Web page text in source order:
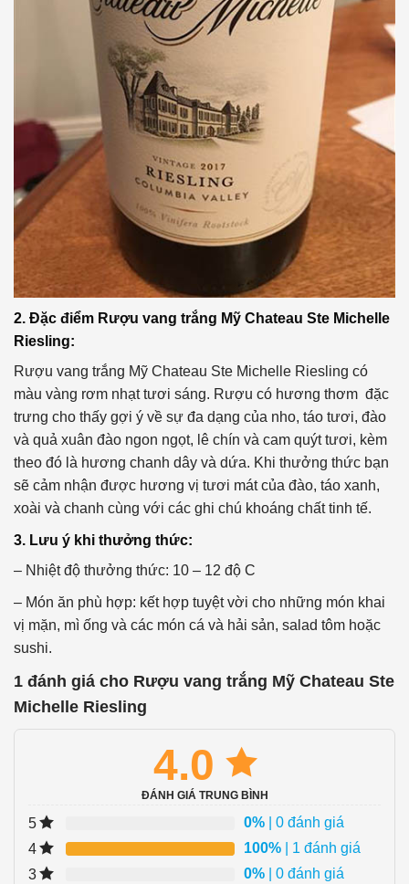
2. Đặc điểm Rượu vang trắng Mỹ Chateau Ste Michelle
Riesling:
Rượu vang trắng Mỹ Chateau Ste Michelle Riesling có
màu vàng rơm nhạt tươi sáng. Rượu có hương thơm đặc
trưng cho thấy gợi ý về sự đa dạng của nho, táo tươi, đào
và quả xuân đào ngon ngọt, lê chín và cam quýt tươi, kèm
theo đó là hương chanh dây và dứa. Khi thưởng thức bạn
sẽ cảm nhận được hương vị tươi mát của đào, táo xanh,
xoài và chanh cùng với các ghi chú khoáng chất tinh tế.
3. Lưu ý khi thưởng thức:
– Nhiệt độ thưởng thức: 10 – 12 độ C
– Món ăn phù hợp: kết hợp tuyệt vời cho những món khai
vị mặn, mì ống và các món cá và hải sản, salad tôm hoặc
sushi.
1 đánh giá cho Rượu vang trắng Mỹ Chateau Ste
Michelle Riesling
4.0
ĐÁNH GIÁ TRUNG BÌNH
5 0% | 0 đánh giá
4
100% | 1 đánh giá
3
0% | 0 đánh giá